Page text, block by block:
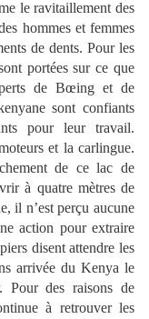
le ravitaillement des
hommes et femmes
de dents. Pour les
portées sur ce que
de Bœing et de
sont confiants
pour leur travail.
et la carlingue.
de ce lac de
à quatre mètres de
il n’est perçu aucune
action pour extraire
disent attendre les
arrivée du Kenya le
Pour des raisons de
à retrouver les